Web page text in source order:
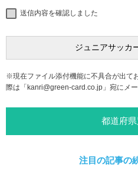
送信内容を確認しました
※現在ファイル添付機能に不具合が出て
際は「kanri@green-card.co.jp 」宛にメ
都道府
注目の記事の